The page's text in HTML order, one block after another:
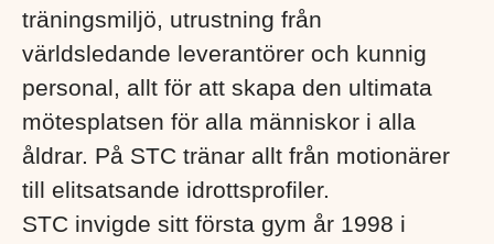
träningsmiljö, utrustning från
världsledande leverantörer och kunnig
personal, allt för att skapa den ultimata
mötesplatsen för alla människor i alla
åldrar. På STC tränar allt från motionärer
till elitsatsande idrottsprofiler.
STC invigde sitt första gym år 1998 i